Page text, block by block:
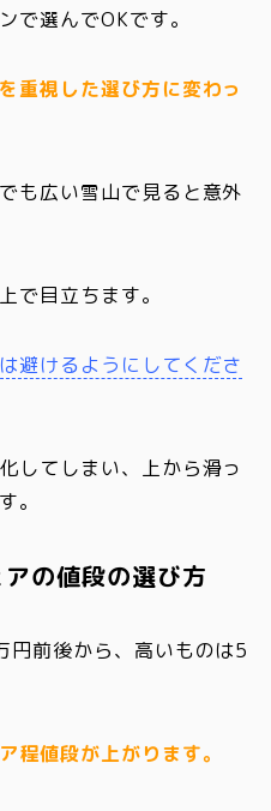
で選んでOKです。
重視した選び方に変わっ
も広い雪山で見ると意外
で目立ちます。
避けるようにしてくださ
してしまい、上から滑っ
。
の値段の選び方
円前後から、高いものは5
程値段が上がります。